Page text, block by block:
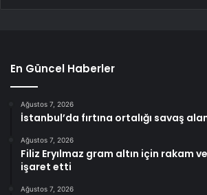
En Güncel Haberler
Ağustos 7, 2026
İstanbul’da fırtına ortalığı savaş
Ağustos 7, 2026
Filiz Eryılmaz gram altın için rakam
işaret etti
Ağustos 7, 2026